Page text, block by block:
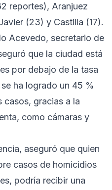
reportes), Aranjuez
(23) y Castilla (17).
Acevedo, secretario de
que la ciudad está
por debajo de la tasa
ha logrado un 45 %
casos, gracias a la
como cámaras y
aseguró que quien
casos de homicidios
podría recibir una